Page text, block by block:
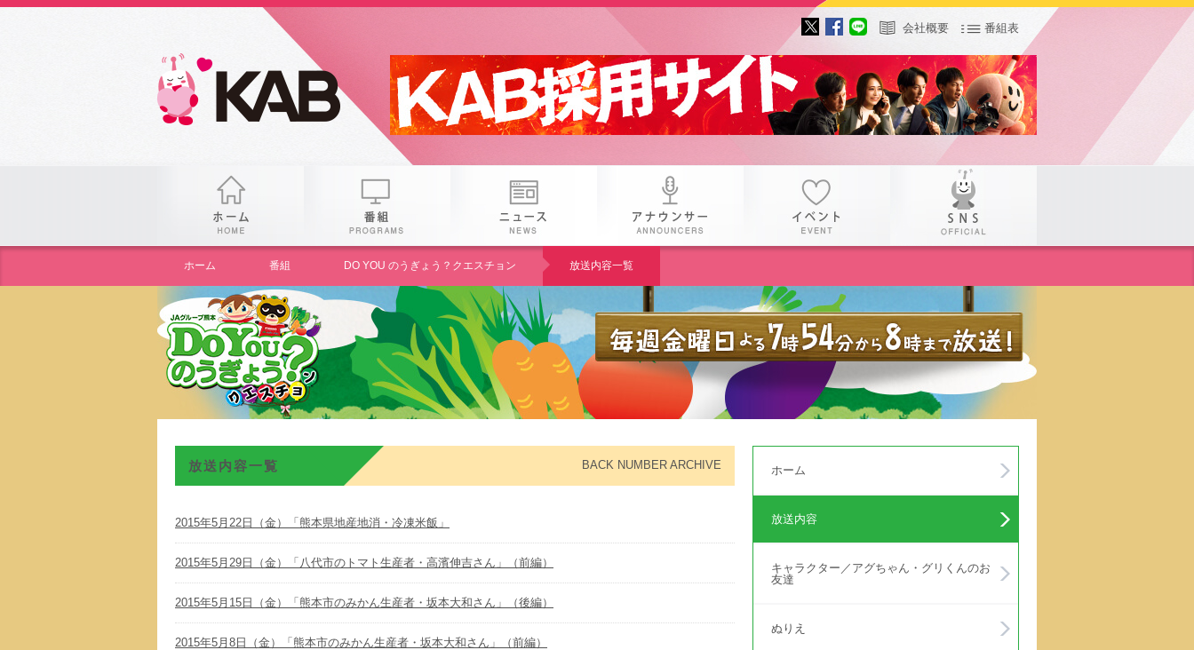
会社概要 番組表
gogo 25th KAB
ホーム 番組 DO YOU のうぎょう？クエスチョン 放送内容一覧
放送内容一覧 BACK NUMBER ARCHIVE
2015年5月22日（金）「熊本県地産地消・冷凍米飯」
2015年5月29日（金）「八代市のトマト生産者・高濱伸吉さん」（前編）
2015年5月15日（金）「熊本市のみかん生産者・坂本大和さん」（後編）
2015年5月8日（金）「熊本市のみかん生産者・坂本大和さん」（前編）
ホーム
放送内容
キャラクター／アグちゃん・グリくんのお
友達
ぬりえ